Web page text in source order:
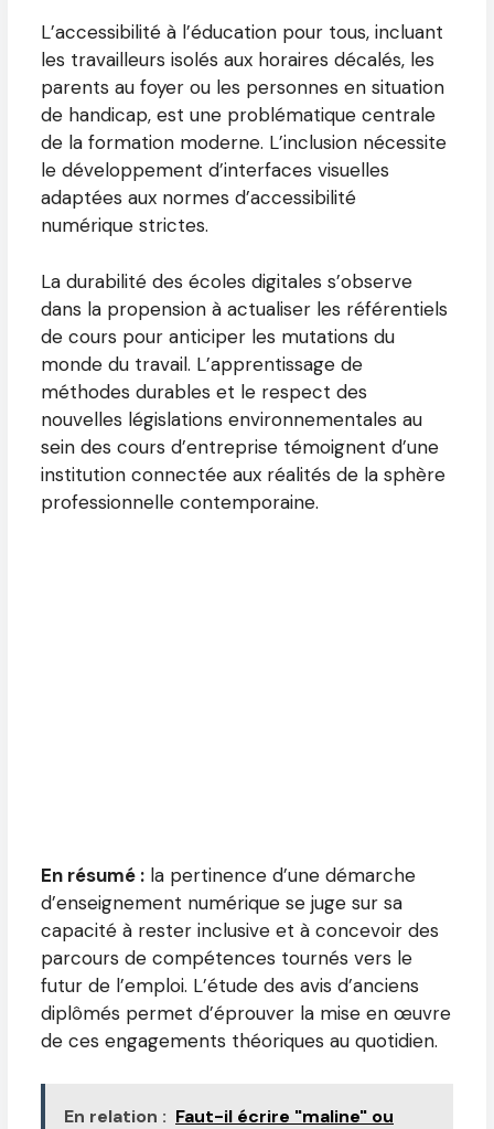
L’accessibilité à l’éducation pour tous, incluant
les travailleurs isolés aux horaires décalés, les
parents au foyer ou les personnes en situation
de handicap, est une problématique centrale
de la formation moderne. L’inclusion nécessite
le développement d’interfaces visuelles
adaptées aux normes d’accessibilité
numérique strictes.
La durabilité des écoles digitales s’observe
dans la propension à actualiser les référentiels
de cours pour anticiper les mutations du
monde du travail. L’apprentissage de
méthodes durables et le respect des
nouvelles législations environnementales au
sein des cours d’entreprise témoignent d’une
institution connectée aux réalités de la sphère
professionnelle contemporaine.
En résumé : la pertinence d’une démarche
d’enseignement numérique se juge sur sa
capacité à rester inclusive et à concevoir des
parcours de compétences tournés vers le
futur de l’emploi. L’étude des avis d’anciens
diplômés permet d’éprouver la mise en œuvre
de ces engagements théoriques au quotidien.
En relation : Faut-il écrire "maline" ou